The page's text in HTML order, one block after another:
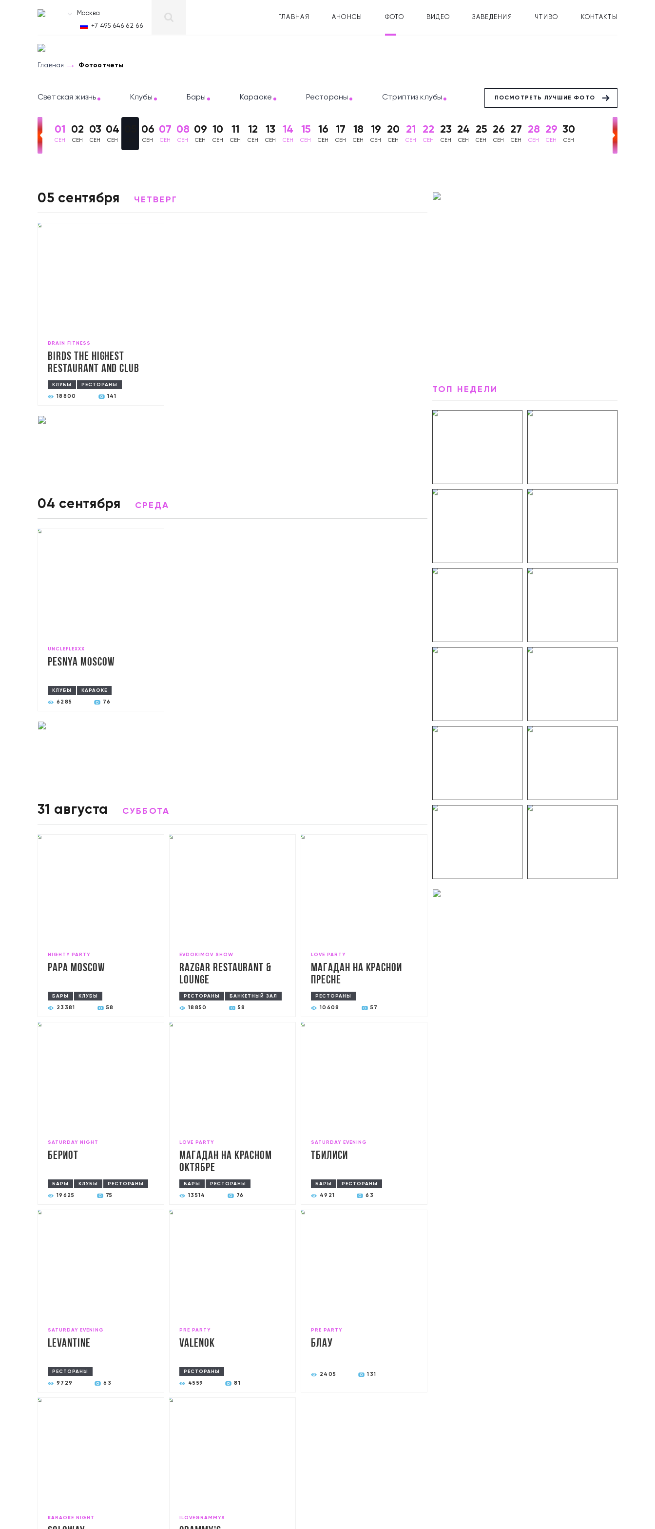
Москва
+7 495 646 62 66
ГЛАВНАЯ АНОНСЫ ФОТО ВИДЕО ЗАВЕДЕНИЯ ЧТИВО КОНТАКТЫ
Главная Фотоотчеты
Светская жизнь Клубы Бары Караоке Рестораны Стриптиз клубы ПОСМОТРЕТЬ ЛУЧШИЕ ФОТО
01
СЕН
02
СЕН
03
СЕН
04
СЕН
06
СЕН
07
СЕН
08
СЕН
09
СЕН
10
СЕН
11
СЕН
12
СЕН
13
СЕН
14
СЕН
15
СЕН
16
СЕН
17
СЕН
18
СЕН
19
СЕН
20
СЕН
21
СЕН
22
СЕН
23
СЕН
24
СЕН
25
СЕН
26
СЕН
27
СЕН
28
СЕН
29
СЕН
30
СЕН
05 сентября ЧЕТВЕРГ
BRAIN FITNESS
Birds The highest
restaurant and club
КЛУБЫ РЕСТОРАНЫ
18800 141
04 сентября СРЕДА
UNCLEFLEXXX
Pesnya Moscow
КЛУБЫ КАРАОКЕ
6285 76
31 августа СУББОТА
NIGHTY PARTY
PAPA Moscow
БАРЫ КЛУБЫ
23381 58
EVDOKIMOV SHOW
RAZGAR Restaurant &
Lounge
РЕСТОРАНЫ БАНКЕТНЫЙ ЗАЛ
18850 58
LOVE PARTY
Магадан на Красной
Пресне
РЕСТОРАНЫ
10608 57
SATURDAY NIGHT
Бериот
БАРЫ КЛУБЫ РЕСТОРАНЫ
19625 75
LOVE PARTY
Магадан на Красном
Октябре
БАРЫ РЕСТОРАНЫ
13514 76
SATURDAY EVENING
Тбилиси
БАРЫ РЕСТОРАНЫ
4921 63
SATURDAY EVENING
Levantine
РЕСТОРАНЫ
9729 63
PRE PARTY
Valenok
РЕСТОРАНЫ
4559 81
PRE PARTY
Блау
2405 131
KARAOKE NIGHT ILOVEGRAMMYS
ТОП НЕДЕЛИ